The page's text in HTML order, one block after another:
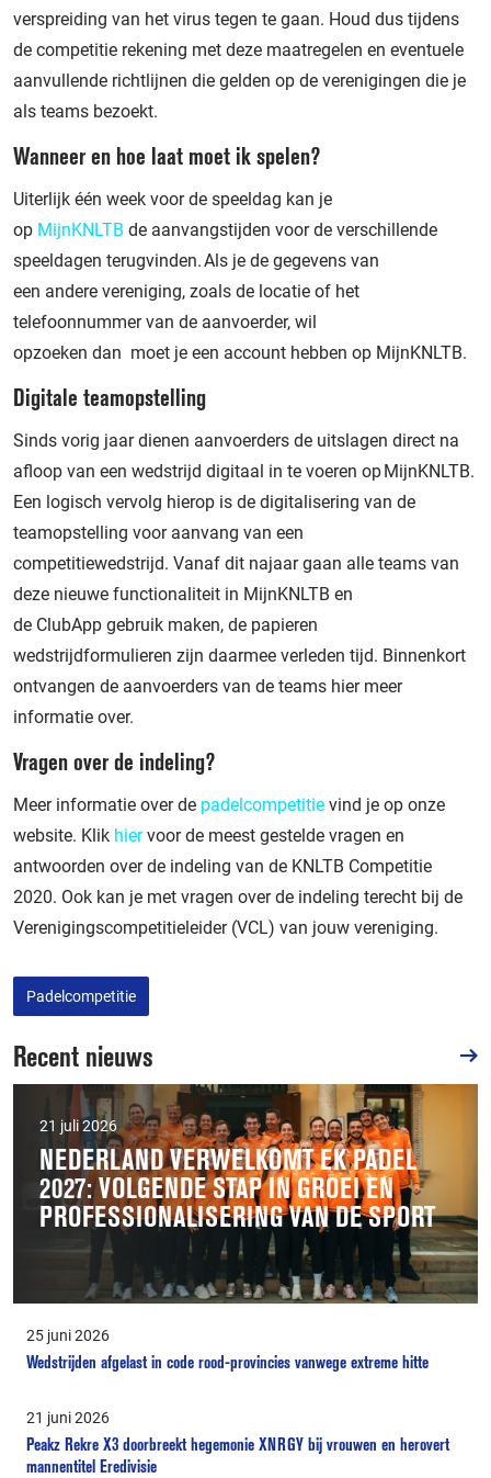
verspreiding van het virus tegen te gaan. Houd dus tijdens
de competitie rekening met deze maatregelen en eventuele
aanvullende richtlijnen die gelden op de verenigingen die je
als teams bezoekt.
Wanneer en hoe laat moet ik spelen?
Uiterlijk één week voor de speeldag kan je
op MijnKNLTB de aanvangstijden voor de verschillende
speeldagen terugvinden. Als je de gegevens van
een andere vereniging, zoals de locatie of het
telefoonnummer van de aanvoerder, wil
opzoeken dan moet je een account hebben op MijnKNLTB.
Digitale teamopstelling
Sinds vorig jaar dienen aanvoerders de uitslagen direct na
afloop van een wedstrijd digitaal in te voeren op MijnKNLTB.
Een logisch vervolg hierop is de digitalisering van de
teamopstelling voor aanvang van een
competitiewedstrijd. Vanaf dit najaar gaan alle teams van
deze nieuwe functionaliteit in MijnKNLTB en
de ClubApp gebruik maken, de papieren
wedstrijdformulieren zijn daarmee verleden tijd. Binnenkort
ontvangen de aanvoerders van de teams hier meer
informatie over.
Vragen over de indeling?
Meer informatie over de padelcompetitie vind je op onze
website. Klik hiervoor de meest gestelde vragen en
antwoorden over de indeling van de KNLTB Competitie
2020. Ook kan je met vragen over de indeling terecht bij de
Verenigingscompetitieleider (VCL) van jouw vereniging.
Padelcompetitie
Recent nieuws
21 juli 2026
NEDERLAND VERWELKOMT EK PADEL
2027: VOLGENDE STAP IN GROEI EN
PROFESSIONALISERING VAN DE SPORT
25 juni 2026
Wedstrijden afgelast in code rood-provincies vanwege extreme hitte
21 juni 2026
Peakz Rekre X3 doorbreekt hegemonie XNRGY bij vrouwen en herovert
mannentitel Eredivisie